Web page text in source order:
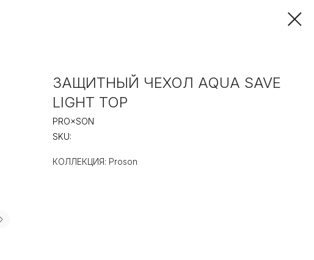
ЗАЩИТНЫЙ ЧЕХОЛ AQUA SAVE
LIGHT TOP
PRO×SON
SKU:
КОЛЛЕКЦИЯ: Proson